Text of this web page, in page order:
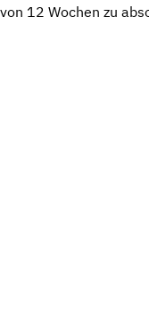
12 Wochen zu